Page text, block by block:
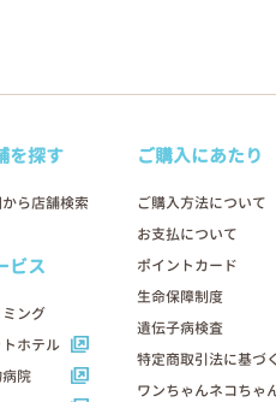
を探す
ら店舗検索
ビス
ミング
ホテル
院
ご購入にあたり
ご購入方法について
お支払について
ポイントカード
生命保障制度
遺伝子病検査
特定商取引法に基づ
ワンちゃんネコちゃ